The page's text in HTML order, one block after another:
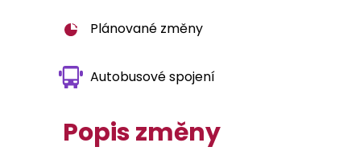
Plánované změny
Autobusové spojení
Popis změny